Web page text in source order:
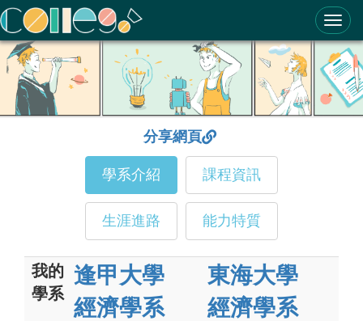
ColleGo! 大學選才與高中育才輔助系統
分享網頁
學系介紹 課程資訊
生涯進路 能力特質
我的
學系
逢甲大學
經濟學系
東海大學
經濟學系